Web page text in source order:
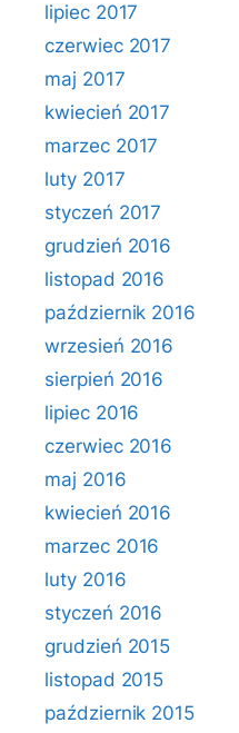
lipiec 2017
czerwiec 2017
maj 2017
kwiecień 2017
marzec 2017
luty 2017
styczeń 2017
grudzień 2016
listopad 2016
październik 2016
wrzesień 2016
sierpień 2016
lipiec 2016
czerwiec 2016
maj 2016
kwiecień 2016
marzec 2016
luty 2016
styczeń 2016
grudzień 2015
listopad 2015
październik 2015